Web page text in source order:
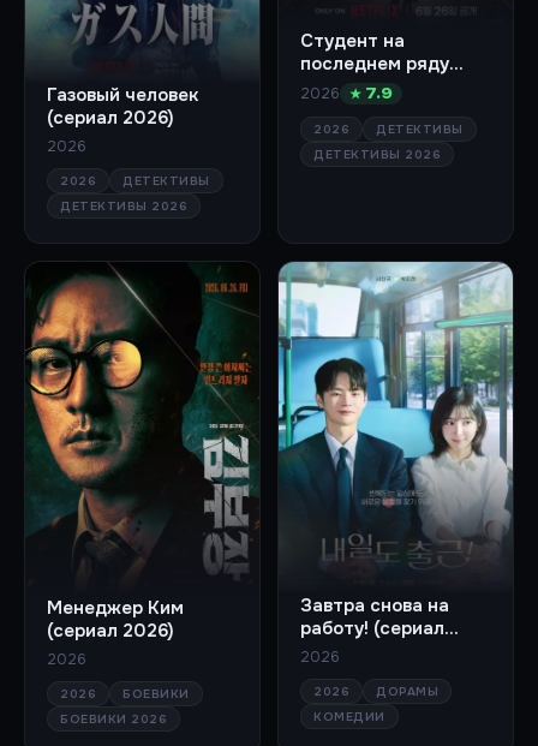
Газовый человек
(сериал 2026)
2026
2026
ДЕТЕКТИВЫ
ДЕТЕКТИВЫ 2026
Студент на
последнем ряду
(сериал 2026)
2026 ★ 7.9
2026
ДЕТЕКТИВЫ
ДЕТЕКТИВЫ 2026
Менеджер Ким
(сериал 2026)
2026
2026
БОЕВИКИ
БОЕВИКИ 2026
Завтра снова на
работу! (сериал
2026)
2026
2026
ДОРАМЫ
КОМЕДИИ